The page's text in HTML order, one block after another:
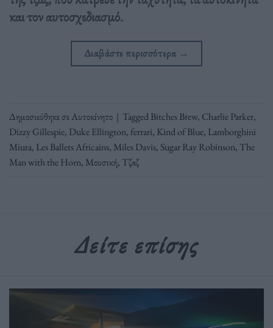
και τον αυτοσχεδιασμό.
Διαβάστε περισσότερα →
Δημοσιεύθηκε σεΑυτοκίνητο | TaggedBitches Brew, Charlie Parker,
Dizzy Gillespie, Duke Ellington, ferrari, Kind of Blue, Lamborghini
Miura, Les Ballets Africains, Miles Davis, Sugar Ray Robinson, The
Man with the Horn, Μουσική, Τζαζ
Δείτε επίσης